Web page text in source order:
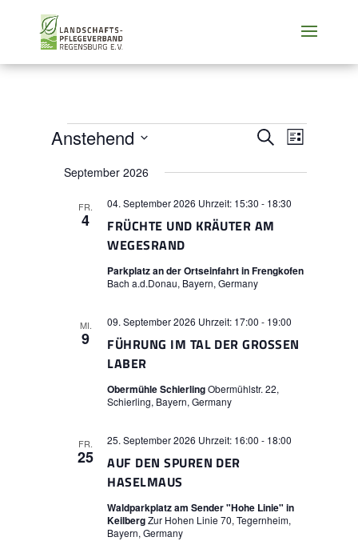
VERANSTALTUNGEN
SUCHE
UND
NAVIGATION
Suche Liste
Anstehend
wählen.
September 2026
FR.
4
FRÜCHTE UND KRÄUTER AM
WEGESRAND
04. September 2026 Uhrzeit: 15:30 - 18:30
Parkplatz an der Ortseinfahrt in Frengkofen
Bach a.d.Donau, Bayern, Germany
MI.
9
FÜHRUNG IM TAL DER GROSSEN L
ABER
09. September 2026 Uhrzeit: 17:00 - 19:00
Obermühle SchierlingObermühlstr. 22,
Schierling, Bayern, Germany
FR.
25
AUF DEN SPUREN DER
HASELMAUS
25. September 2026 Uhrzeit: 16:00 - 18:00
Waldparkplatz am Sender "Hohe Linie" in
KeilbergZur Hohen Linie 70, Tegernheim,
Bayern, Germany